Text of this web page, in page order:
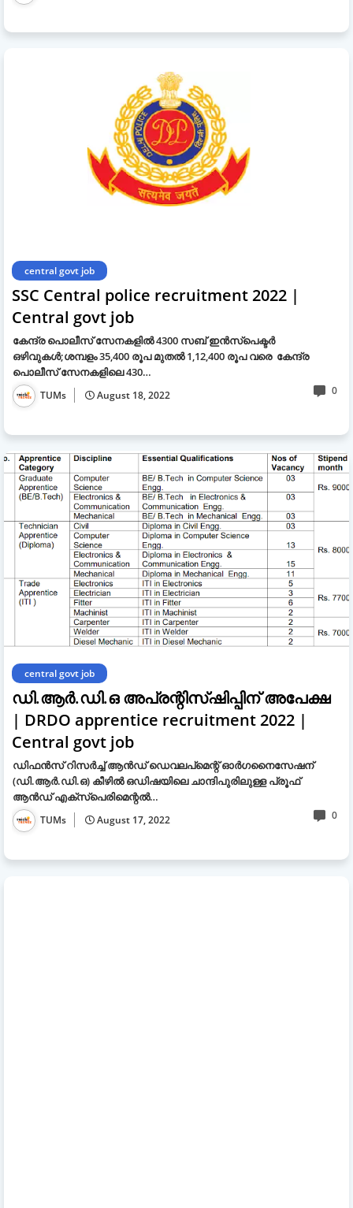
central govt job
SSC Central police recruitment 2022 |
Central govt job
കേന്ദ്ര പൊലീസ് സേനകളിൽ 4300 സബ് ഇൻസ്പെക്ടർ
ഒഴിവുകൾ;ശമ്പളം 35,400 രൂപ മുതൽ 1,12,400 രൂപ വരെ കേന്ദ്ര
പൊലീസ് സേനകളിലെ 430…
TUMs August 18, 2022 0
central govt job
ഡി.ആർ.ഡി.ഒ അപ്രന്റിസ്ഷിപ്പിന് അപേക്ഷ
| DRDO apprentice recruitment 2022 |
Central govt job
ഡിഫൻസ് റിസർച്ച് ആൻഡ് ഡെവലപ്മെന്റ് ഓർഗനൈസേഷന്
(ഡി.ആർ.ഡി.ഒ) കീഴിൽ ഒഡിഷയിലെ ചാന്ദിപുരിലുള്ള പ്രൂഫ്
ആൻഡ് എക്സ്പെരിമെന്റൽ…
TUMs August 17, 2022 0